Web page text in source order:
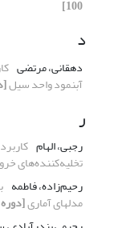
100]
د
دهقانی، مرتضی
آبنمود واحد سیل[دوره
ر
رجبی، الهام
تخلیه‌کننده‌های
رحیم‌زاده، فاطمه
مدل‏های آماری[دوره 1، شماره 2، 1384، صفحه 61-73]